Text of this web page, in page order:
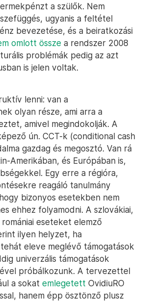
a szülők. Nem
ugyanis a feltétel
bevezetése, és a beiratkozási
omlott össze a rendszer 2008
problémák pedig az azt
is jelen voltak.
lenni: van a
olyan része, ami arra a
amivel megindokolják. A
ún. CCT-k (conditional cash
gazdag és megosztó. Van rá
Amerikában, és Európában is,
Egy erre a régióra,
reagáló tanulmány
bizonyos esetekben nem
ehhez folyamodni. A szlovákiai,
eseteket elemző
ilyen helyzet, ha
eleve meglévő támogatások
univerzális támogatások
próbálkozunk. A tervezettel
a sokat emlegetett OvidiuRO
hanem épp ösztönző plusz